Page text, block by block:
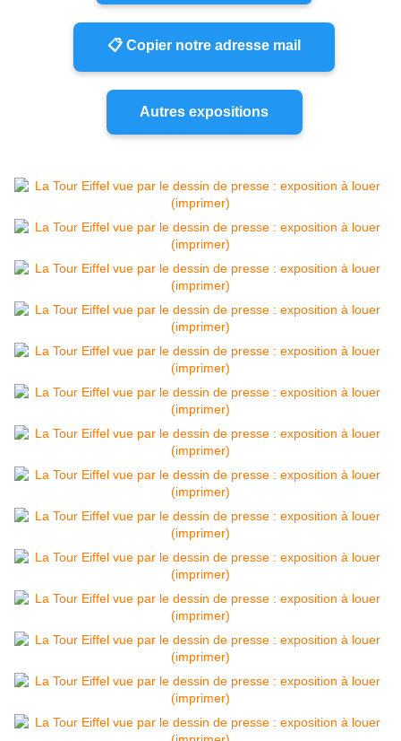
📋 Copier notre adresse mail
Autres expositions